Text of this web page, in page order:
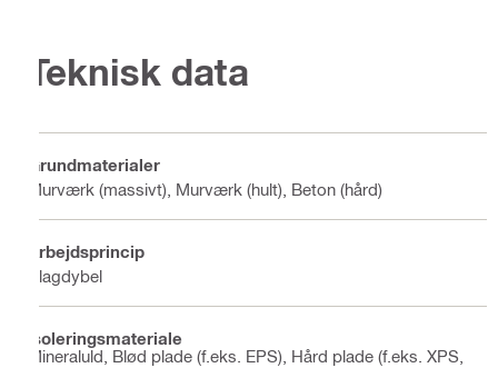
Teknisk data
Grundmaterialer
Murværk (massivt), Murværk (hult), Beton (hård)
Arbejdsprincip
Slagdybel
Isoleringsmateriale
Mineraluld, Blød plade (f.eks. EPS), Hård plade (f.eks. XPS,